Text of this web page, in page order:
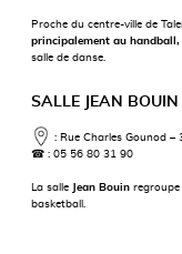
Proche du centre-ville de
principalement au
salle de danse.
SALLE JEAN BOUIN
: Rue Charles Gounod –
☎ : 05 56 80 31 90
La salle Jean Bouin regroupe
basketball.